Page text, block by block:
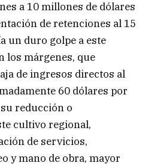
a 10 millones de dólares
de retenciones al 15
un duro golpe a este
los márgenes, que
de ingresos directos al
60 dólares por
reducción o
cultivo regional,
de servicios,
y mano de obra, mayor